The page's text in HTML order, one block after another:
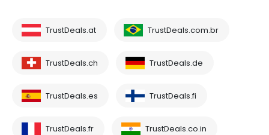
TrustDeals.at TrustDeals.com.br
TrustDeals.ch TrustDeals.de
TrustDeals.es TrustDeals.fi
TrustDeals.fr TrustDeals.co.in